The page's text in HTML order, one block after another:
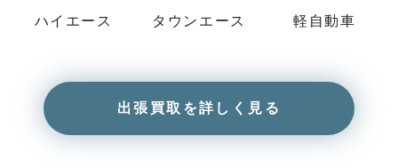
ハイエース タウンエース 軽自動車
出張買取を詳しく見る